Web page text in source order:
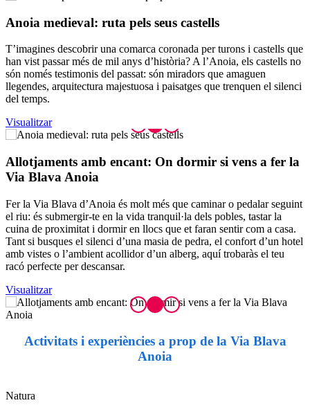
Anoia medieval: ruta pels seus castells
T’imagines descobrir una comarca coronada per turons i castells que
han vist passar més de mil anys d’història? A l’Anoia, els castells no
són només testimonis del passat: són miradors que amaguen
llegendes, arquitectura majestuosa i paisatges que trenquen el silenci
del temps.
Visualitzar
Allotjaments amb encant: On dormir si vens a fer la
Via Blava Anoia
Fer la Via Blava d’Anoia és molt més que caminar o pedalar seguint
el riu: és submergir-te en la vida tranquil·la dels pobles, tastar la
cuina de proximitat i dormir en llocs que et faran sentir com a casa.
Tant si busques el silenci d’una masia de pedra, el confort d’un hotel
amb vistes o l’ambient acollidor d’un alberg, aquí trobaràs el teu
racó perfecte per descansar.
Visualitzar
Activitats i experiències a prop de la Via Blava
Anoia
Natura